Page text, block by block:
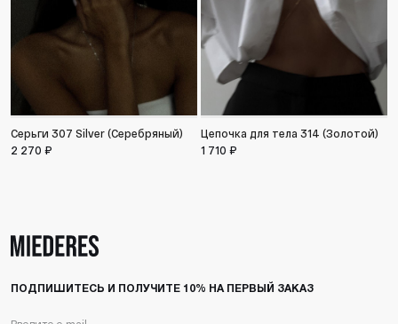
Серьги 307 Silver (Серебряный)
2 270 ₽
Цепочка для тела 314 (Золотой)
1 710 ₽
ПОДПИШИТЕСЬ И ПОЛУЧИТЕ 10% НА ПЕРВЫЙ ЗАКАЗ